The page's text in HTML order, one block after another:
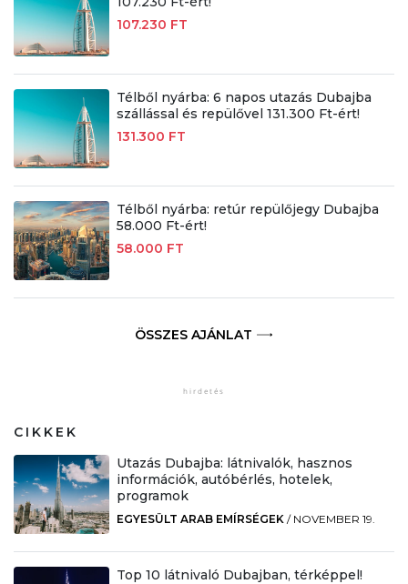
107.230 FT
Télből nyárba: 6 napos utazás Dubajba
szállással és repülővel 131.300 Ft-ért!
131.300 FT
Télből nyárba: retúr repülőjegy Dubajba
58.000 Ft-ért!
58.000 FT
ÖSSZES AJÁNLAT
CIKKEK
Utazás Dubajba: látnivalók, hasznos
információk, autóbérlés, hotelek,
programok
EGYESÜLT ARAB EMÍRSÉGEK / NOVEMBER 19.
Top 10 látnivaló Dubajban, térképpel!